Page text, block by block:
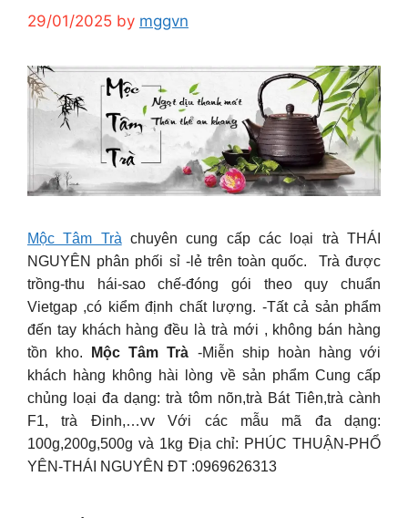
29/01/2025 by mggvn
Mộc Tâm Trà chuyên cung cấp các loại trà THÁI
NGUYÊN phân phối sỉ -lẻ trên toàn quốc. Trà được
trồng-thu hái-sao chế-đóng gói theo quy chuẩn
Vietgap ,có kiểm định chất lượng. -Tất cả sản phẩm
đến tay khách hàng đều là trà mới , không bán hàng
tồn kho.
Mộc Tâm Trà -Miễn ship hoàn hàng với
khách hàng không hài lòng về sản phẩm Cung cấp
chủng loại đa dạng: trà tôm nõn,trà Bát Tiên,trà cành
F1, trà Đinh,…vv Với các mẫu mã đa dạng:
100g,200g,500g và 1kg Địa chỉ: PHÚC THUẬN-PHỔ
YÊN-THÁI NGUYÊN ĐT :0969626313